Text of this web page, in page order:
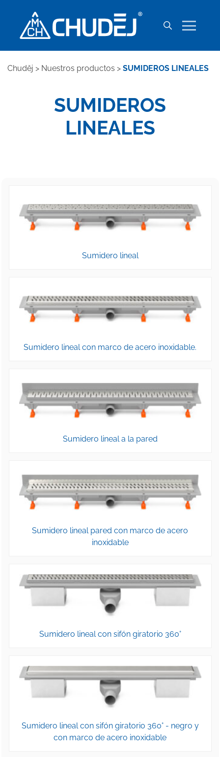
Chuděj > Nuestros productos > SUMIDEROS LINEALES
SUMIDEROS
LINEALES
Sumidero lineal
Sumidero lineal con marco de acero inoxidable.
Sumidero lineal a la pared
Sumidero lineal pared con marco de acero
inoxidable
Sumidero lineal con sifón giratorio 360°
Sumidero lineal con sifón giratorio 360° - negro y
con marco de acero inoxidable